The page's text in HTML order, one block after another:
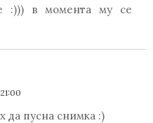
:))) в момента му се
да пусна снимка :)